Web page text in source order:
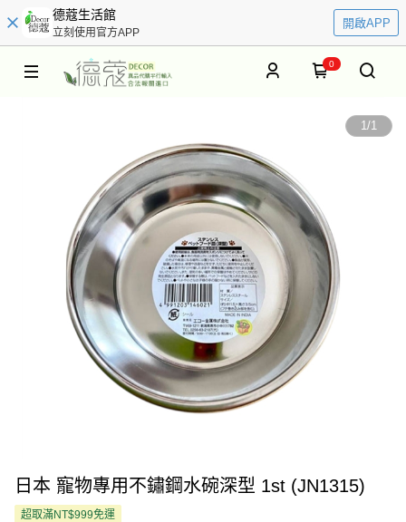
德蔻生活館
立刻使用官方APP
開啟APP
0
1/1
日本 寵物專用不鏽鋼水碗深型 1st (JN1315)
超取滿NT$999免運